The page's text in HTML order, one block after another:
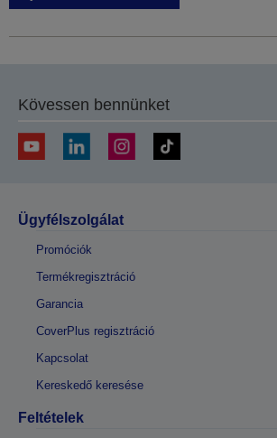
Kövessen bennünket
Ügyfélszolgálat
Promóciók
Termékregisztráció
Garancia
CoverPlus regisztráció
Kapcsolat
Kereskedő keresése
Feltételek